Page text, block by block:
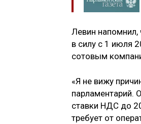
Левин напомнил,
в силу с 1 июля
сотовым
«Я не вижу
парламентарий.
ставки НДС до
требует от